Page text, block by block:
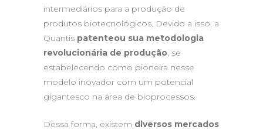
intermediários para a produção de
produtos biotecnológicos. Devido a isso, a
Quantis patenteou sua metodologia
revolucionária de produção, se
estabelecendo como pioneira nesse
modelo inovador com um potencial
gigantesco na área de bioprocessos.
Dessa forma, existem diversos mercados